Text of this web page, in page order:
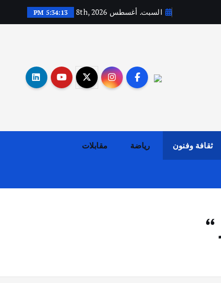
السبت. أغسطس 8th, 2026 5:34:14 PM
ثقافة وفنون رياضة مقابلات
“
يوليو 30, 2026